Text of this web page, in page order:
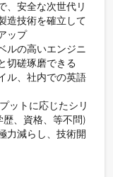
、安全な次世代リ
造技術を確立して
ップ
ルの高いエンジニ
切磋琢磨できる
ル、社内での英語
ットに応じたシリ
、資格、等不問)
力減らし、技術開